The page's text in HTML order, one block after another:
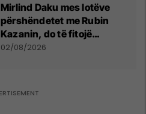
Mirlind Daku mes lotëve
përshëndetet me Rubin
Kazanin, do të fitojë
miliona te Spartak Moska
02/08/2026